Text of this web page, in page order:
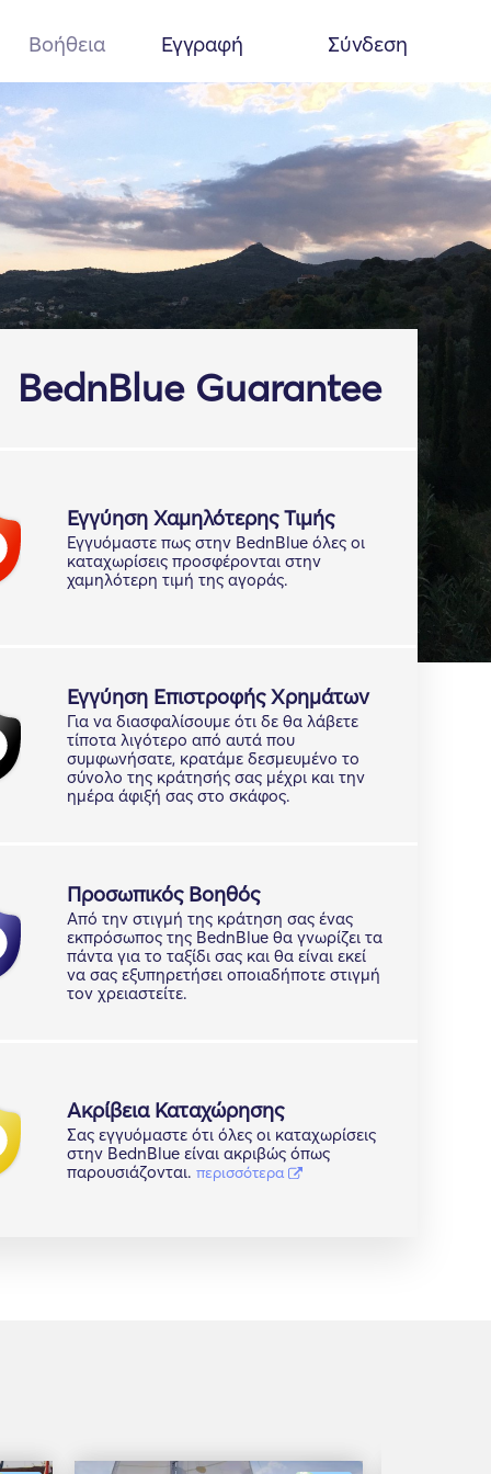
Βοήθεια Εγγραφή Σύνδεση
BednBlue Guarantee
Εγγύηση Χαμηλότερης Τιμής
Εγγυόμαστε πως στην BednBlue όλες οι
καταχωρίσεις προσφέρονται στην
χαμηλότερη τιμή της αγοράς.
Εγγύηση Επιστροφής Χρημάτων
Για να διασφαλίσουμε ότι δε θα λάβετε
τίποτα λιγότερο από αυτά που
συμφωνήσατε, κρατάμε δεσμευμένο το
σύνολο της κράτησής σας μέχρι και την
ημέρα άφιξή σας στο σκάφος.
Προσωπικός Βοηθός
Από την στιγμή της κράτηση σας ένας
εκπρόσωπος της BednBlue θα γνωρίζει τα
πάντα για το ταξίδι σας και θα είναι εκεί
να σας εξυπηρετήσει οποιαδήποτε στιγμή
τον χρειαστείτε.
Ακρίβεια Καταχώρησης
Σας εγγυόμαστε ότι όλες οι καταχωρίσεις
στην BednBlue είναι ακριβώς όπως
παρουσιάζονται. περισσότερα